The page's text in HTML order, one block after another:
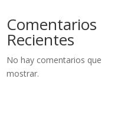
Comentarios
Recientes
No hay comentarios que
mostrar.